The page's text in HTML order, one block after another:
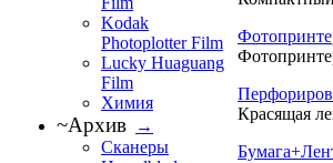
Красящая
Kodak
Photoplotter Film
Lucky Huaguang
Film
Химия
~Архив
→
Сканеры